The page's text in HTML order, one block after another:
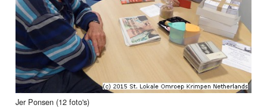
Jer Ponsen (12 foto's)